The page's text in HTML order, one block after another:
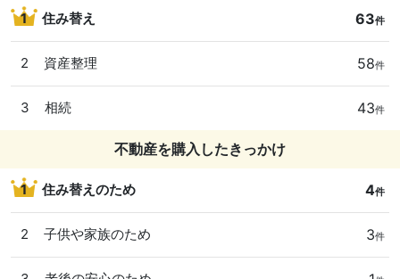
静岡県
浜松市浜名区
浜松市中央区
9ヶ月以内 3LDK 築45年以内
静岡県
3ヶ月以内 4LDK
静岡県
9ヶ月以内 築30年以内
静岡県
三島市
1 住み替え 63件
2 資産整理 58件
3 相続 43件
不動産を購入したきっかけ
1 住み替えのため 4件
2 子供や家族のため 3件